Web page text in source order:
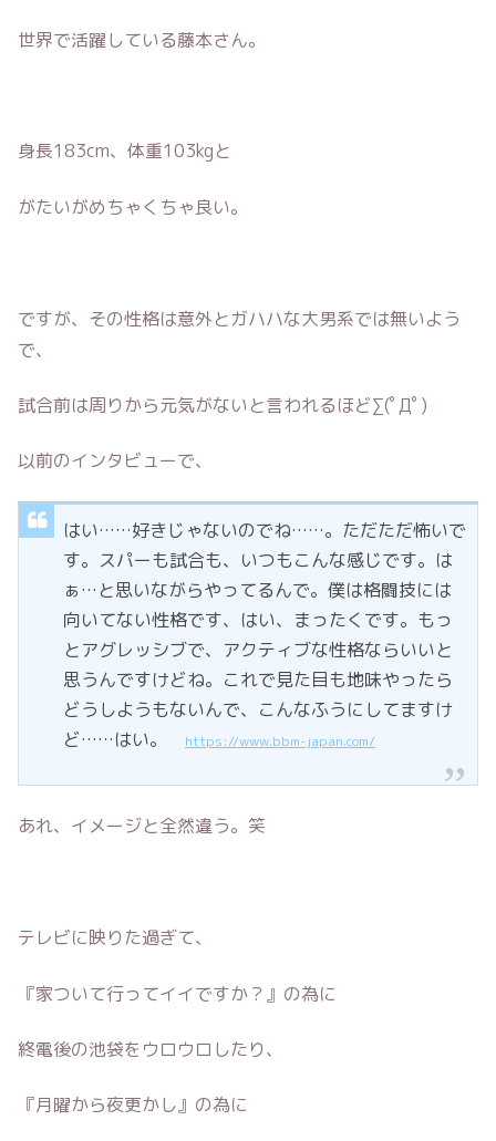
世界で活躍している藤本さん。
身長183cm、体重103kgと
がたいがめちゃくちゃ良い。
ですが、その性格は意外とガハハな大男系では無いよう
で、
試合前は周りから元気がないと言われるほど∑(ﾟДﾟ)
以前のインタビューで、
はい……好きじゃないのでね……。ただただ怖いで
す。スパーも試合も、いつもこんな感じです。は
ぁ…と思いながらやってるんで。僕は格闘技には
向いてない性格です、はい、まったくです。もっ
とアグレッシブで、アクティブな性格ならいいと
思うんですけどね。これで見た目も地味やったら
どうしようもないんで、こんなふうにしてますけ
ど……はい。
https://www.bbm-japan.com/
あれ、イメージと全然違う。笑
テレビに映りた過ぎて、
『家ついて行ってイイですか？』の為に
終電後の池袋をウロウロしたり、
『月曜から夜更かし』の為に